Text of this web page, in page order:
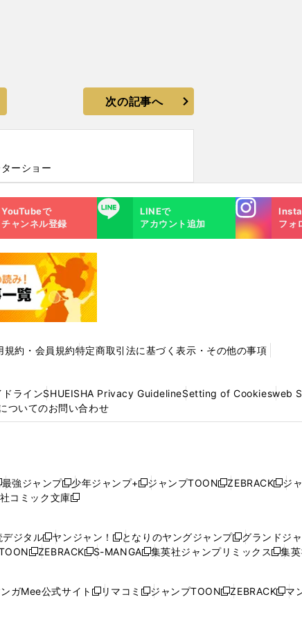
次の記事へ
ーショー
YouTubeで
チャンネル登録
LINE
LINEで
アカウント追加
Instagra
m
フォ
規約・会員規約特定商取引法に基づく表示・その他の事項
ラインSHUEISHA Privacy GuidelineSetting of Cookiesweb
ついてのお問い合わせ
最強ジャンプ
新
し
ィ
ン
ウ
少年ジャンプ+
新
ィ
ン
ウ
ジャンプTOON
新
ィ
ン
ウ
ZEBRACK
新
ィ
ン
ウ
ジ
コミック文庫
新
ウ
ィ
ド
デジタル
新
し
ィ
ヤンジャン！新
し
ィ
となりのヤングジャンプ
新
し
ウ
ィ
グランドジ
新
ウ
ZEBRACK
新
ウ
S-MANGA
新
ウ
集英社ジャンプリミックス
新
ウ
集
ガMee公式サイト新
リマコミ新
ジャンプTOON
新
ZEBRACK
新
マ